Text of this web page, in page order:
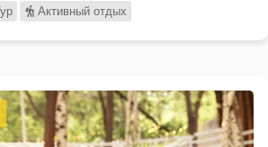
Активный отдых